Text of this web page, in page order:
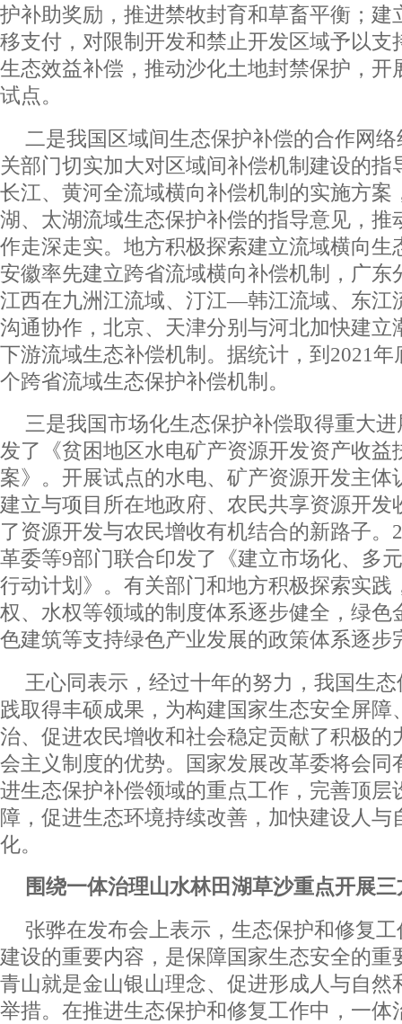
护补助奖励，推进禁牧封育和草畜平衡；建
移支付，对限制开发和禁止开发区域予以支
生态效益补偿，推动沙化土地封禁保护，开
试点。
二是我国区域间生态保护补偿的合作网
关部门切实加大对区域间补偿机制建设的指
长江、黄河全流域横向补偿机制的实施方案
湖、太湖流域生态保护补偿的指导意见，推
作走深走实。地方积极探索建立流域横向生
安徽率先建立跨省流域横向补偿机制，广东
江西在九洲江流域、汀江―韩江流域、东江
沟通协作，北京、天津分别与河北加快建立
下游流域生态补偿机制。据统计，到2021
个跨省流域生态保护补偿机制。
三是我国市场化生态保护补偿取得重大
发了《贫困地区水电矿产资源开发资产收益
案》。开展试点的水电、矿产资源开发主体
建立与项目所在地政府、农民共享资源开发
了资源开发与农民增收有机结合的新路子。
革委等9部门联合印发了《建立市场化、多
行动计划》。有关部门和地方积极探索实践
权、水权等领域的制度体系逐步健全，绿色
色建筑等支持绿色产业发展的政策体系逐步
王心同表示，经过十年的努力，我国生
践取得丰硕成果，为构建国家生态安全屏障
治、促进农民增收和社会稳定贡献了积极的
会主义制度的优势。国家发展改革委将会同
进生态保护补偿领域的重点工作，完善顶层
障，促进生态环境持续改善，加快建设人与
化。
围绕一体治理山水林田湖草沙重点开展
张骅在发布会上表示，生态保护和修复
建设的重要内容，是保障国家生态安全的重
青山就是金山银山理念、促进形成人与自然
举措。在推进生态保护和修复工作中，一体